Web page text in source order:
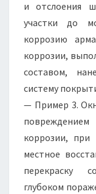
и отслоения
участки до
коррозию
коррозии,
составом,
систему
— Пример 3.
повреждением
коррозии, при
местное
перекраску
глубоком